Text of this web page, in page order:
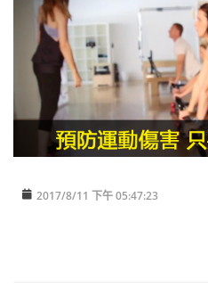
2017/8/11 下午 05:47:23